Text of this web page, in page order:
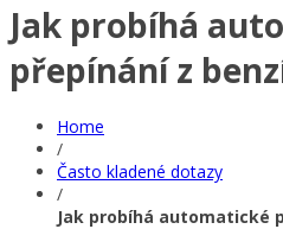
Jak probíhá
přepínání z
Home
/
Často kladené dotazy
/
Jak probíhá automatické